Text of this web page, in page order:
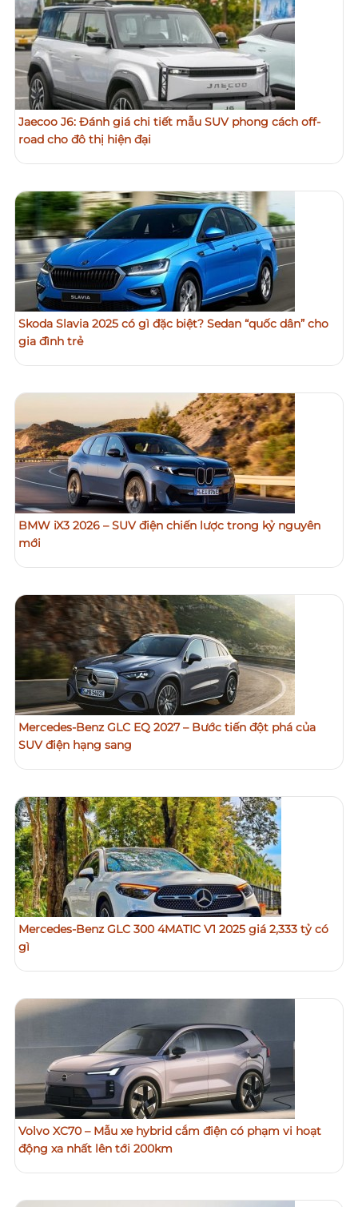
Jaecoo J6: Đánh giá chi tiết mẫu SUV phong cách off-
road cho đô thị hiện đại
Skoda Slavia 2025 có gì đặc biệt? Sedan “quốc dân” cho
gia đình trẻ
BMW iX3 2026 – SUV điện chiến lược trong kỷ nguyên
mới
Mercedes-Benz GLC EQ 2027 – Bước tiến đột phá của
SUV điện hạng sang
Mercedes-Benz GLC 300 4MATIC V1 2025 giá 2,333 tỷ có
gì
Volvo XC70 – Mẫu xe hybrid cắm điện có phạm vi hoạt
động xa nhất lên tới 200km